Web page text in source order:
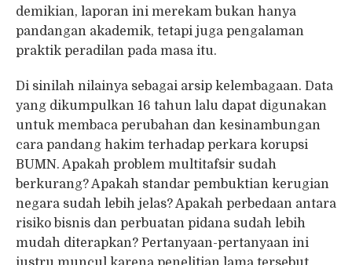
demikian, laporan ini merekam bukan hanya
pandangan akademik, tetapi juga pengalaman
praktik peradilan pada masa itu.
Di sinilah nilainya sebagai arsip kelembagaan. Data
yang dikumpulkan 16 tahun lalu dapat digunakan
untuk membaca perubahan dan kesinambungan
cara pandang hakim terhadap perkara korupsi
BUMN. Apakah problem multitafsir sudah
berkurang? Apakah standar pembuktian kerugian
negara sudah lebih jelas? Apakah perbedaan antara
risiko bisnis dan perbuatan pidana sudah lebih
mudah diterapkan? Pertanyaan-pertanyaan ini